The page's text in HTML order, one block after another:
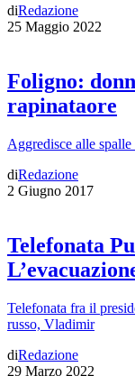
diRedazione
25 Maggio 2022
Foligno:
rapinataore
Aggredisce alle spalle
diRedazione
2 Giugno 2017
Telefonata
Telefonata fra il
russo, Vladimir
diRedazione
29 Marzo 2022